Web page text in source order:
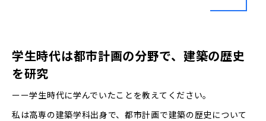
学生時代は都市計画の分野で、建築の歴史
を研究
ーー学生時代に学んでいたことを教えてください。
私は高専の建築学科出身で、都市計画で建築の歴史について